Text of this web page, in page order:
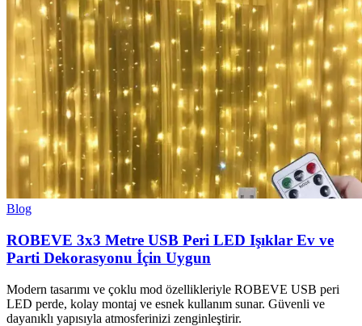
Blog
ROBEVE 3x3 Metre USB Peri LED Işıklar Ev ve
Parti Dekorasyonu İçin Uygun
Modern tasarımı ve çoklu mod özellikleriyle ROBEVE USB peri
LED perde, kolay montaj ve esnek kullanım sunar. Güvenli ve
dayanıklı yapısıyla atmosferinizi zenginleştirir.